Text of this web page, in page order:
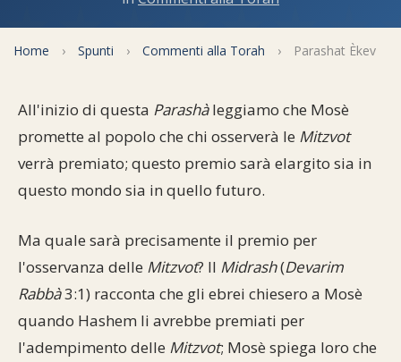
Regole di Halachà
Filosofia e Pensiero
Momenti di Torah
Servizi on-
Orari di Shabbat
Convertitore di date
Vendita del chametz
Mappa del sito
Spunti Feste e ricorrenze
Cucina tipica
Commenti alla Torah
Perle dal Talmud
10 comandamenti
Approfondimenti
Aspetti di vita ebraica
Storia millenaria
Mangiare casher
Turismo in Italia
Parliamone
Home › Spunti › Commenti alla Torah › Parashat Èkev
All'inizio di questa Parashàleggiamo che Mosè
promette al popolo che chi osserverà le Mitzvot
verrà premiato; questo premio sarà elargito sia in
questo mondo sia in quello futuro.
Ma quale sarà precisamente il premio per
l'osservanza delle Mitzvot? Il Midrash(Devarim
Rabbà3:1) racconta che gli ebrei chiesero a Mosè
quando Hashem li avrebbe premiati per
l'adempimento delle Mitzvot; Mosè spiega loro che